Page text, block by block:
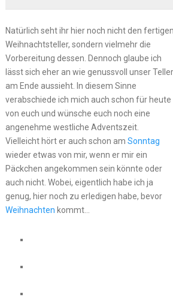
Natürlich seht ihr hier noch nicht den fertigen
Weihnachtsteller, sondern vielmehr die
Vorbereitung dessen. Dennoch glaube ich
lässt sich eher an wie genussvoll unser Teller
am Ende aussieht. In diesem Sinne
verabschiede ich mich auch schon für heute
von euch und wünsche euch noch eine
angenehme westliche Adventszeit.
Vielleicht hört er auch schon am Sonntag
wieder etwas von mir, wenn er mir ein
Päckchen angekommen sein könnte oder
auch nicht. Wobei, eigentlich habe ich ja
genug, hier noch zu erledigen habe, bevor
Weihnachten kommt…